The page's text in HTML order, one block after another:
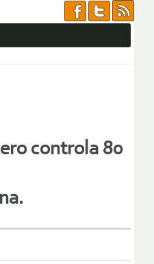
controla 80